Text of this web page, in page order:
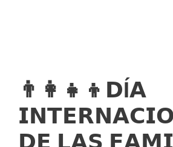
👨‍👩‍👧‍👦𝗗Ɩ́𝗔